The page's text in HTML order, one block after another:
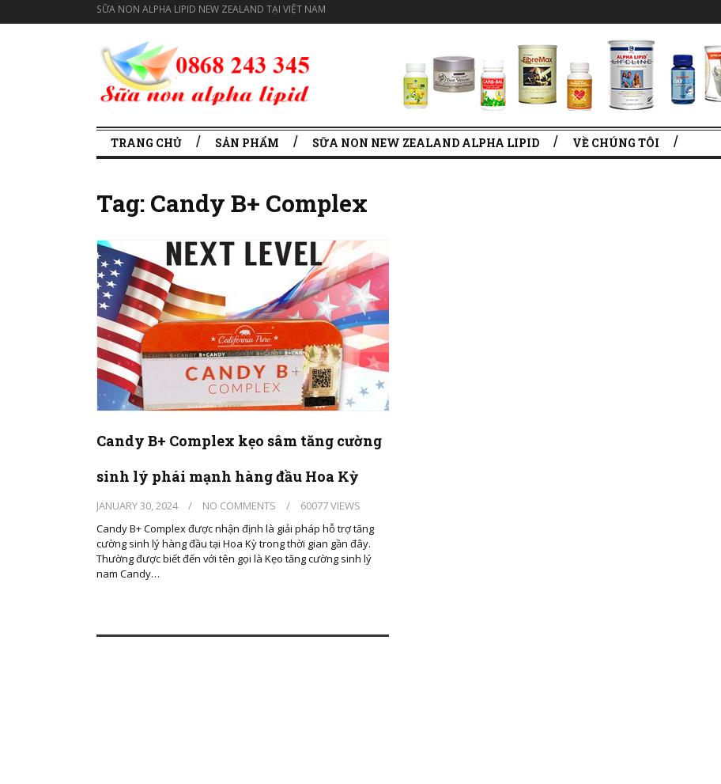
SỮA NON ALPHA LIPID NEW ZEALAND TẠI VIỆT NAM
TRANG CHỦ SẢN PHẨM SỮA NON NEW ZEALAND ALPHA LIPID VỀ CHÚNG TÔI
Tag: Candy B+ Complex
Candy B+ Complex kẹo sâm tăng cường
sinh lý phái mạnh hàng đầu Hoa Kỳ
JANUARY 30, 2024 / NO COMMENTS /
60077 VIEWS
Candy B+ Complex được nhận định là giải pháp hỗ trợ tăng
cường sinh lý hàng đầu tại Hoa Kỳ trong thời gian gần đây.
Thường được biết đến với tên gọi là Kẹo tăng cường sinh lý
nam Candy…